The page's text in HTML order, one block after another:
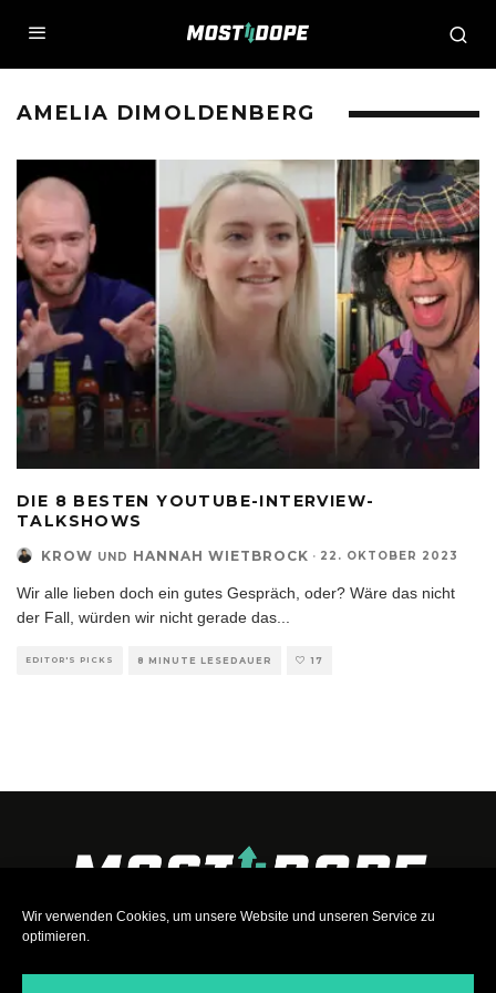
Wir verwenden Cookies, um unsere Website und unseren Service zu
optimieren.
AMELIA DIMOLDENBERG
DIE 8 BESTEN YOUTUBE-INTERVIEW-
TALKSHOWS
KROW UND HANNAH WIETBROCK · 22. OKTOBER 2023
Wir alle lieben doch ein gutes Gespräch, oder? Wäre das nicht
der Fall, würden wir nicht gerade das
EDITOR'S PICKS 8 MINUTE LESEDAUER 17